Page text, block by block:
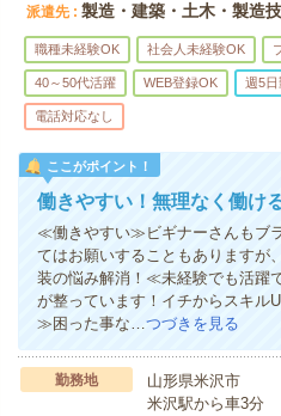
派遣先 製造・建築・土木・製造
職種未経験OK 社会人未経験OK
40～50代活躍 WEB登録OK 週5日
電話対応なし
ここがポイント！
働きやすい！無理なく働け
≪働きやすい≫ビギナーさんもブ
てはお願いすることもあります
装の悩み解消！≪未経験でも活躍
が整っています！イチからスキル
≫困った事な…つづきを見る
勤務地
山形県米沢市
米沢駅から車3分